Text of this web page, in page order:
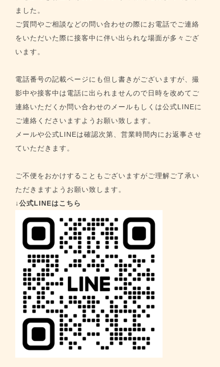
ました。
ご質問やご相談などの問い合わせの際にお電話でご連絡
をいただいた際に接客中に伴い出られな場面が多々ござ
います。
電話番号の記載ページにも但し書きがございますが、撮
影中や接客中は電話に出られませんので日時を改めてご
連絡いただくか問い合わせのメールもしくは公式LINEに
ご連絡くださいますようお願い致します。
メールや公式LINEは確認次第、営業時間内にお返事させ
ていただきます。
ご不便をおかけすることもございますがご理解ご了承い
ただきますようお願い致します。
↓公式LINEはこちら